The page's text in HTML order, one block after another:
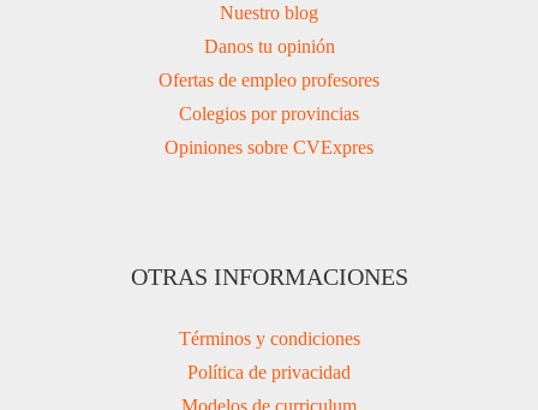
Nuestro blog
Danos tu opinión
Ofertas de empleo profesores
Colegios por provincias
Opiniones sobre CVExpres
OTRAS INFORMACIONES
Términos y condiciones
Política de privacidad
Modelos de curriculum